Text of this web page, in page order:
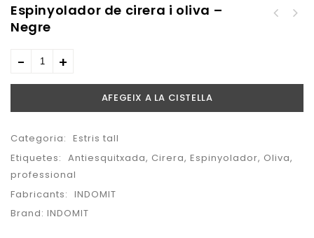
Espinyolador de cirera i oliva –
Negre
14,95 €
AFEGEIX A LA CISTELLA
Categoria: Estris tall
Etiquetes: Antiesquitxada, Cirera, Espinyolador, Oliva,
professional
Fabricants: INDOMIT
Brand: INDOMIT